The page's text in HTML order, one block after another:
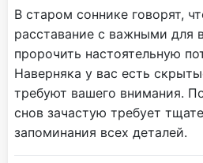
В старом соннике говорят,
расставание с важными для
пророчить настоятельную
Наверняка у вас есть
требуют вашего внимания.
снов зачастую требует
запоминания всех деталей.